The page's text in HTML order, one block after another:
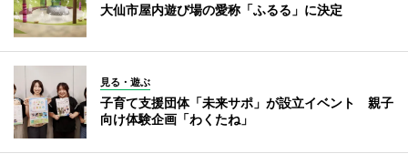
大仙市屋内遊び場の愛称「ふるる」に決定
見る・遊ぶ
子育て支援団体「未来サポ」が設立イベント 親子
向け体験企画「わくたね」